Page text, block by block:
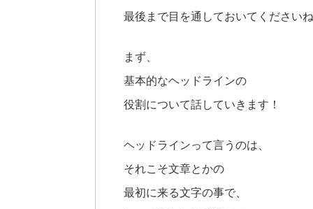
最後まで目を通しておいてください
まず、
基本的なヘッドラインの
役割について話していきます！
ヘッドラインって言うのは、
それこそ文章とかの
最初に来る文字の事で、